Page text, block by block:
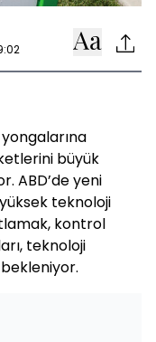
büyük
ABD’de yeni
teknoloji
kontrol
teknoloji